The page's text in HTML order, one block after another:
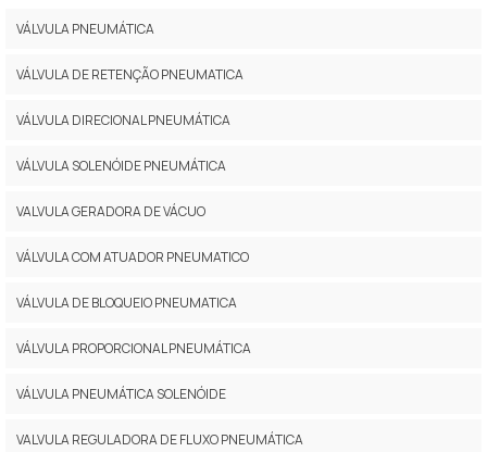
VÁLVULA PNEUMÁTICA
VÁLVULA DE RETENÇÃO PNEUMATICA
VÁLVULA DIRECIONAL PNEUMÁTICA
VÁLVULA SOLENÓIDE PNEUMÁTICA
VALVULA GERADORA DE VÁCUO
VÁLVULA COM ATUADOR PNEUMATICO
VÁLVULA DE BLOQUEIO PNEUMATICA
VÁLVULA PROPORCIONAL PNEUMÁTICA
VÁLVULA PNEUMÁTICA SOLENÓIDE
VALVULA REGULADORA DE FLUXO PNEUMÁTICA